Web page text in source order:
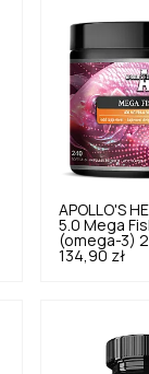
APOLLO'S
5.0 Mega
(omega-3)
134,90 zł